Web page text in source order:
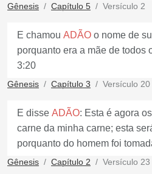
Gênesis Capítulo 5 Versículo 2
E chamou ADÃO o nome de
porquanto era a mãe de todos
3:20
Gênesis Capítulo 3 Versículo 20
E disse ADÃO: Esta é agora
carne da minha carne; esta
porquanto do homem foi
Gênesis Capítulo 2 Versículo 23